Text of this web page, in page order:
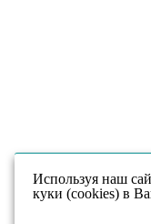
Используя наш
куки (cookies) в